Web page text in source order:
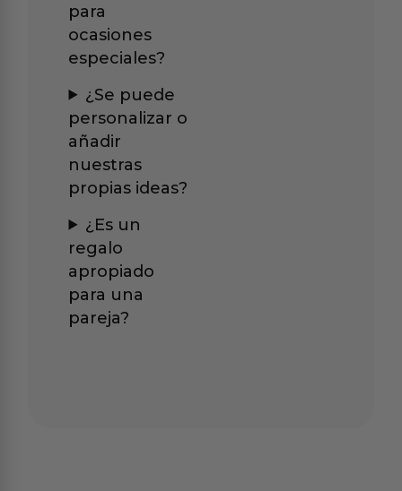
para
ocasiones
especiales?
¿Se puede
personalizar o
añadir
nuestras
propias ideas?
¿Es un
regalo
apropiado
para una
pareja?